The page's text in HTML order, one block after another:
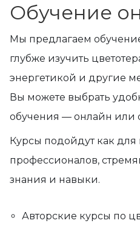
Обучение
Мы предлагаем обучение
глубже изучить
энергетикой и другие
Вы можете выбрать
обучения — онлайн или
Курсы подойдут как
профессионалов,
знания и навыки.
Авторские курсы по